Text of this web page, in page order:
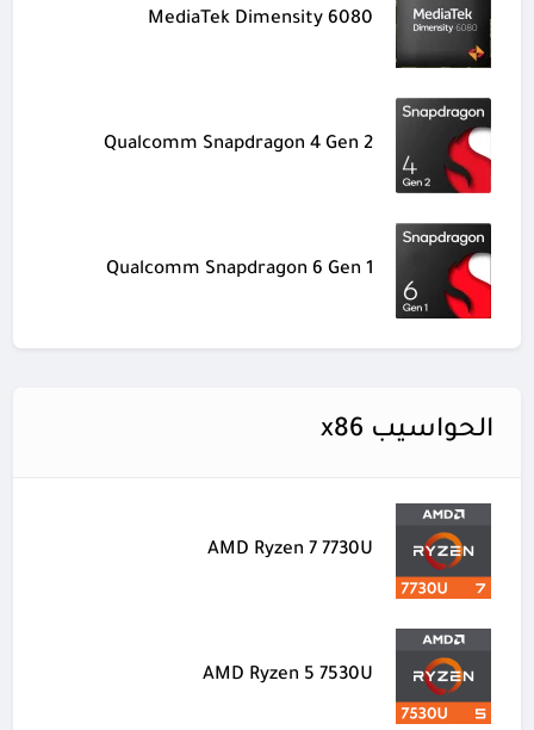
MediaTek Dimensity 6080
Qualcomm Snapdragon 4 Gen 2
Qualcomm Snapdragon 6 Gen 1
الحواسيب x86
AMD Ryzen 7 7730U
AMD Ryzen 5 7530U